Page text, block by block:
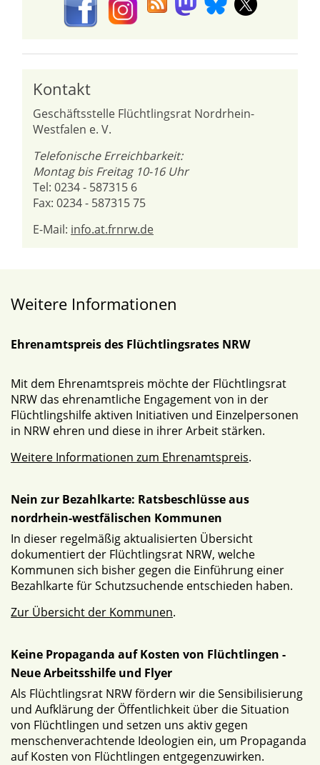
Kontakt
Geschäftsstelle Flüchtlingsrat Nordrhein-
Westfalen e. V.
Telefonische Erreichbarkeit:
Montag bis Freitag 10-16 Uhr
Tel: 0234 - 587315 6
Fax: 0234 - 587315 75
E-Mail: info.at.frnrw.de
Weitere Informationen
Ehrenamtspreis des Flüchtlingsrates NRW
Mit dem Ehrenamtspreis möchte der Flüchtlingsrat
NRW das ehrenamtliche Engagement von in der
Flüchtlingshilfe aktiven Initiativen und Einzelpersonen
in NRW ehren und diese in ihrer Arbeit stärken.
Weitere Informationen zum Ehrenamtspreis.
Nein zur Bezahlkarte: Ratsbeschlüsse aus
nordrhein-westfälischen Kommunen
In dieser regelmäßig aktualisierten Übersicht
dokumentiert der Flüchtlingsrat NRW, welche
Kommunen sich bisher gegen die Einführung einer
Bezahlkarte für Schutzsuchende entschieden haben.
Zur Übersicht der Kommunen.
Keine Propaganda auf Kosten von Flüchtlingen -
Neue Arbeitsshilfe und Flyer
Als Flüchtlingsrat NRW fördern wir die Sensibilisierung
und Aufklärung der Öffentlichkeit über die Situation
von Flüchtlingen und setzen uns aktiv gegen
menschenverachtende Ideologien ein, um Propaganda
auf Kosten von Flüchtlingen entgegenzuwirken.